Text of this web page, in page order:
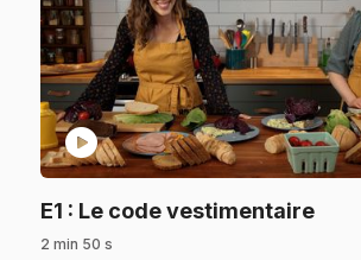
play_circle
E1 : Le code vestimentaire.
2 min 50 s